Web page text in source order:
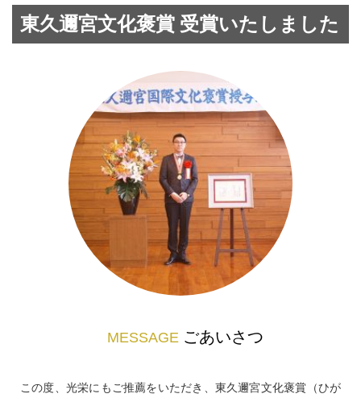
o
n
東久邇宮文化褒賞 受賞いたしました
MESSAGE ごあいさつ
この度、光栄にもご推薦をいただき、東久邇宮文化褒賞（ひが